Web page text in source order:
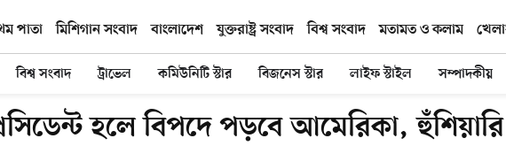
পাতা মিশিগান সংবাদ বাংলাদেশ যুক্তরাষ্ট্র সংবাদ বিশ্ব সংবাদ মতামত ও কলাম
বিশ্ব সংবাদ ট্রাভেল কমিউনিটি স্টার বিজনেস স্টার লাইফ স্টাইল সম্পাদকীয়
হলে বিপদে পড়বে আমেরিকা, হুঁশিয়ারি